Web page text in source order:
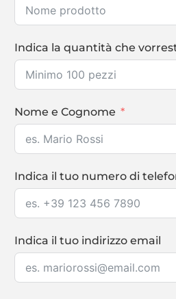
Indica la quantità che
Nome e Cognome
Indica il tuo numero di
Indica il tuo indirizzo email